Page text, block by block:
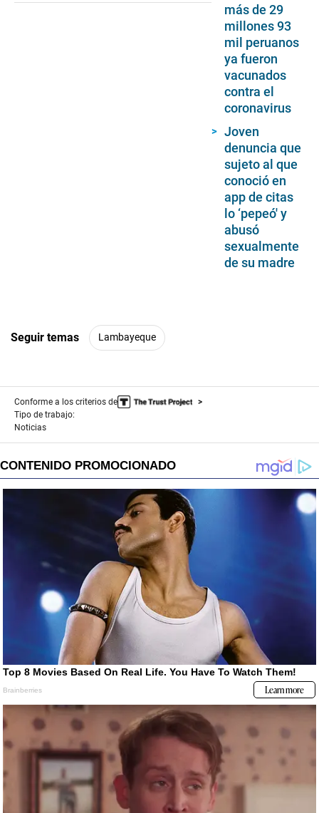
más de 29
millones 93
mil peruanos
ya fueron
vacunados
contra el
coronavirus
Joven
denuncia que
sujeto al que
conoció en
app de citas
lo ‘pepeó' y
abusó
sexualmente
de su madre
Seguir temas Lambayeque
Conforme a los criterios de
Tipo de trabajo:
Noticias